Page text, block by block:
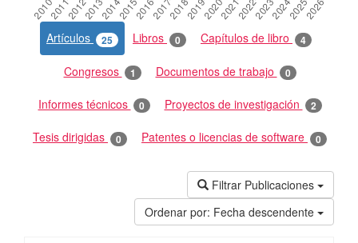
Artículos 25 Libros 0 Capítulos de libro 4
Congresos 1 Documentos de trabajo 0
Informes técnicos 0 Proyectos de investigación 2
Tesis dirigidas 0 Patentes o licencias de software 0
Filtrar Publicaciones
Ordenar por: Fecha descendente